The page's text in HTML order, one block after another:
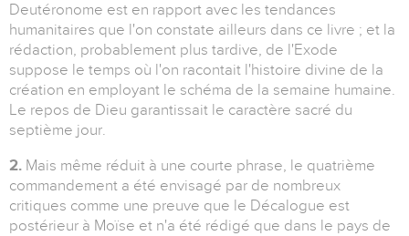
Deutéronome est en rapport avec les tendances
humanitaires que l'on constate ailleurs dans ce livre ; et la
rédaction, probablement plus tardive, de l'Exode
suppose le temps où l'on racontait l'histoire divine de la
création en employant le schéma de la semaine humaine.
Le repos de Dieu garantissait le caractère sacré du
septième jour.
2. Mais même réduit à une courte phrase, le quatrième
commandement a été envisagé par de nombreux
critiques comme une preuve que le Décalogue est
postérieur à Moïse et n'a été rédigé que dans le pays de